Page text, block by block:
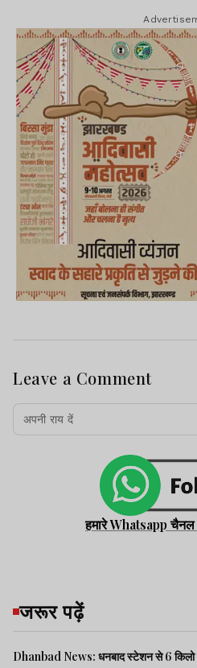
Leave a Comment
हमारे Whatsapp
जरूर पढ़ें
Dhanbad News: धनबाद स्टेशन से 6 किलो